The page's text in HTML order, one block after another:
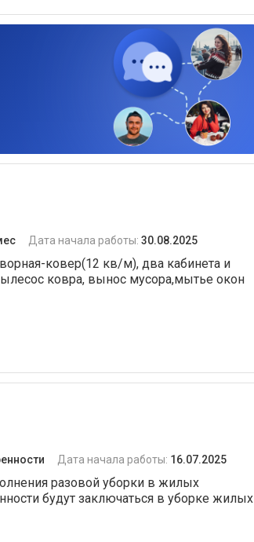
Дата начала работы: 30.08.2025
ковер(12 кв/м), два кабинета и
ковра, вынос мусора,мытье окон
Дата начала работы: 16.07.2025
разовой уборки в жилых
будут заключаться в уборке жилых